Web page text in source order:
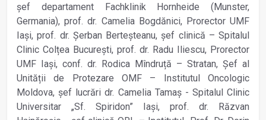
șef departament Fachklinik Hornheide (Munster,
Germania), prof. dr. Camelia Bogdănici, Prorector UMF
Iași, prof. dr. Șerban Berteșteanu, șef clinică – Spitalul
Clinic Colțea București, prof. dr. Radu Iliescu, Prorector
UMF Iași, conf. dr. Rodica Mîndruță – Stratan, Șef al
Unității de Protezare OMF – Institutul Oncologic
Moldova, șef lucrări dr. Camelia Tamaș - Spitalul Clinic
Universitar „Sf. Spiridon” Iași, prof. dr. Răzvan